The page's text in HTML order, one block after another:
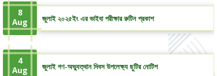
8
Aug
জুলাই ২০২৫ইং এর ভাইবা পরীক্ষার রুটিন প্রকাশ
4
Aug
জুলাই গণ-অভ্যুত্থান দিবস উপলেক্ষ্য ছুটির নোটিশ